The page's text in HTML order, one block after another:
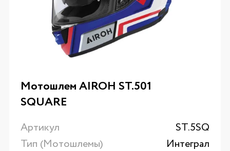
Мотошлем AIROH ST.501
SQUARE
Артикул
ST.5SQ
Тип (Мотошлемы)
Интеграл